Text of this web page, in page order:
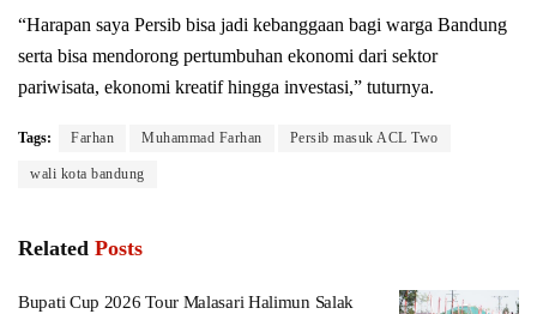
“Harapan saya Persib bisa jadi kebanggaan bagi warga Bandung
serta bisa mendorong pertumbuhan ekonomi dari sektor
pariwisata, ekonomi kreatif hingga investasi,” tuturnya.
Tags: Farhan Muhammad Farhan Persib masuk ACL Two
wali kota bandung
Related Posts
Bupati Cup 2026 Tour Malasari Halimun Salak